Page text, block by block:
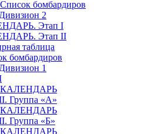
Список бомбардиров
2
Этап I
Этап II
таблица
бомбардиров
1
КАЛЕНДАРЬ
Группа «А»
КАЛЕНДАРЬ
Группа «Б»
КАЛЕНДАРЬ